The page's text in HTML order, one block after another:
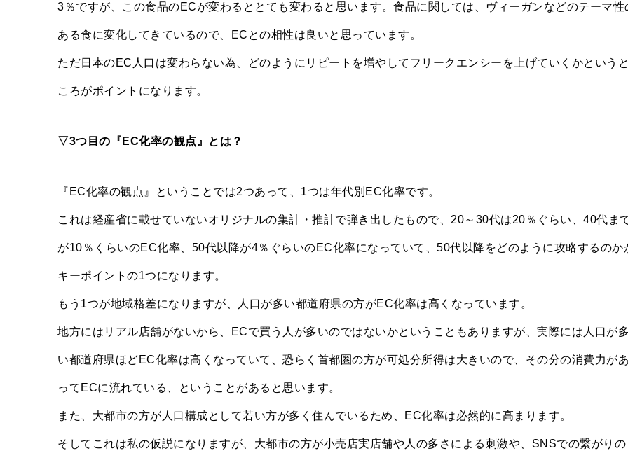
3％ですが、この食品のECが変わるととても変わると思います。食品に関しては、ヴィーガンなどのテーマ性
ある食に変化してきているので、ECとの相性は良いと思っています。
ただ日本のEC人口は変わらない為、どのようにリピートを増やしてフリークエンシーを上げていくかというと
ころがポイントになります。
▽3つ目の『EC化率の観点』とは？
『EC化率の観点』ということでは2つあって、1つは年代別EC化率です。
これは経産省に載せていないオリジナルの集計・推計で弾き出したもので、20～30代は20％ぐらい、40代ま
が10％くらいのEC化率、50代以降が4％ぐらいのEC化率になっていて、50代以降をどのように攻略するのか
キーポイントの1つになります。
もう1つが地域格差になりますが、人口が多い都道府県の方がEC化率は高くなっています。
地方にはリアル店舗がないから、ECで買う人が多いのではないかということもありますが、実際には人口が多
い都道府県ほどEC化率は高くなっていて、恐らく首都圏の方が可処分所得は大きいので、その分の消費力があ
ってECに流れている、ということがあると思います。
また、大都市の方が人口構成として若い方が多く住んでいるため、EC化率は必然的に高まります。
そしてこれは私の仮説になりますが、大都市の方が小売店実店舗や人の多さによる刺激や、SNSでの繋がりの